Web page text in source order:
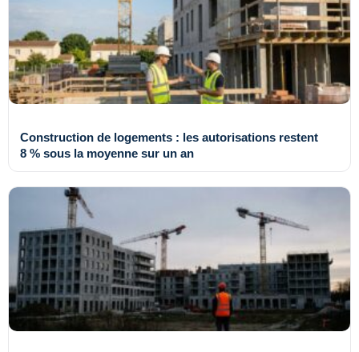
Construction de logements : les autorisations restent
8 % sous la moyenne sur un an